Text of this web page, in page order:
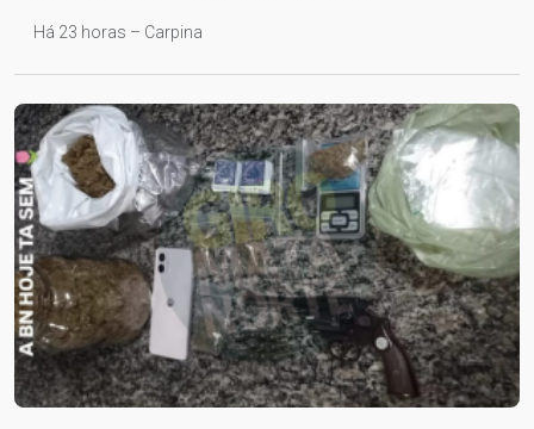
Há 23 horas – Carpina